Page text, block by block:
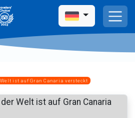
ist auf Gran Canaria versteckt